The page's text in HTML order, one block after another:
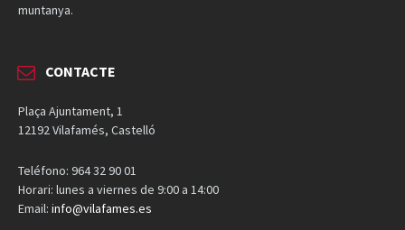
muntanya.
CONTACTE
Plaça Ajuntament, 1
12192 Vilafamés, Castelló
Teléfono: 964 32 90 01
Horari: lunes a viernes de 9:00 a 14:00
Email: info@vilafames.es